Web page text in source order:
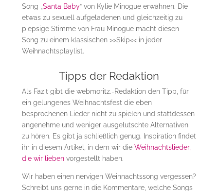
Song „Santa Baby“ von Kylie Minogue erwähnen. Die
etwas zu sexuell aufgeladenen und gleichzeitig zu
piepsige Stimme von Frau Minogue macht diesen
Song zu einem klassischen >>Skip<< in jeder
Weihnachtsplaylist.
Tipps der Redaktion
Als Fazit gibt die webmoritz.-Redaktion den Tipp, für
ein gelungenes Weihnachtsfest die eben
besprochenen Lieder nicht zu spielen und stattdessen
angenehme und weniger ausgelutschte Alternativen
zu hören. Es gibt ja schließlich genug. Inspiration findet
ihr in diesem Artikel, in dem wir die Weihnachtslieder,
die wir liebenvorgestellt haben.
Wir haben einen nervigen Weihnachtssong vergessen?
Schreibt uns gerne in die Kommentare, welche Songs